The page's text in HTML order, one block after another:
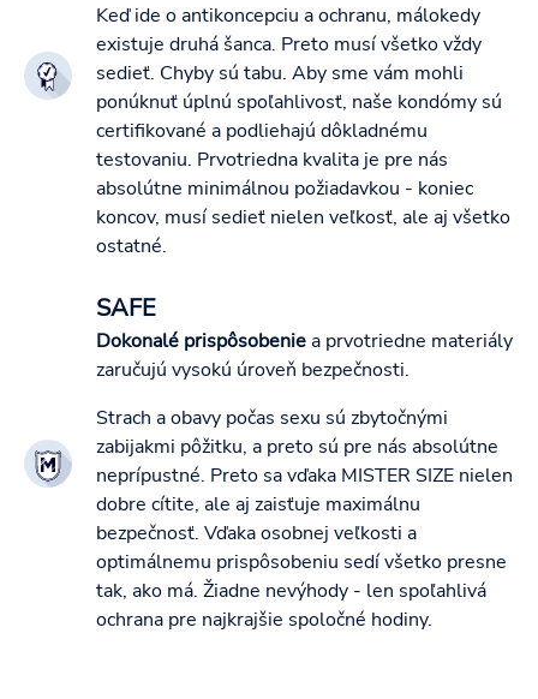
Keď ide o antikoncepciu a ochranu, málokedy
existuje druhá šanca. Preto musí všetko vždy
sedieť. Chyby sú tabu. Aby sme vám mohli
ponúknuť úplnú spoľahlivosť, naše kondómy sú
certifikované a podliehajú dôkladnému
testovaniu. Prvotriedna kvalita je pre nás
absolútne minimálnou požiadavkou - koniec
koncov, musí sedieť nielen veľkosť, ale aj všetko
ostatné.
SAFE
Dokonalé prispôsobeniea prvotriedne materiály
zaručujú vysokú úroveň bezpečnosti.
Strach a obavy počas sexu sú zbytočnými
zabijakmi pôžitku, a preto sú pre nás absolútne
neprípustné. Preto sa vďaka MISTER SIZE nielen
dobre cítite, ale aj zaisťuje maximálnu
bezpečnosť. Vďaka osobnej veľkosti a
optimálnemu prispôsobeniu sedí všetko presne
tak, ako má. Žiadne nevýhody - len spoľahlivá
ochrana pre najkrajšie spoločné hodiny.